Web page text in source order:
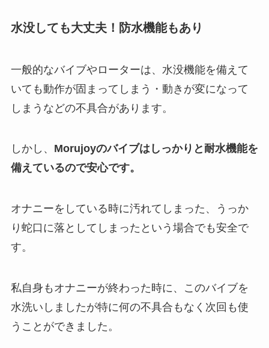
水没しても大丈夫！防水機能もあり
一般的なバイブやローターは、水没機能を備えて
いても動作が固まってしまう・動きが変になって
しまうなどの不具合があります。
しかし、 Morujoyのバイブはしっかりと耐水機能を
備えているので安心です。
オナニーをしている時に汚れてしまった、うっか
り蛇口に落としてしまったという場合でも安全で
す。
私自身もオナニーが終わった時に、このバイブを
水洗いしましたが特に何の不具合もなく次回も使
うことができました。